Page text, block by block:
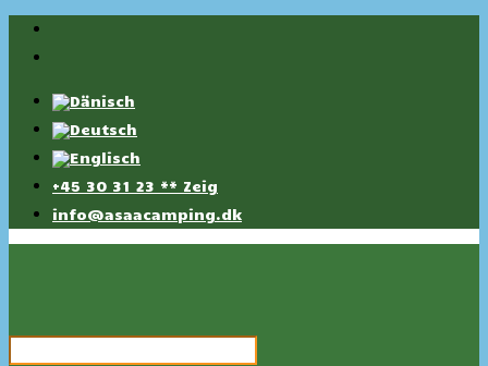
+45 30 31 23 ** Zeig
info@asaacamping.dk